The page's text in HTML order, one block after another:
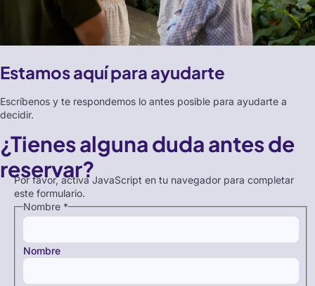
Estamos aquí para ayudarte
Escríbenos y te respondemos lo antes posible para ayudarte a
decidir.
¿Tienes alguna duda antes de
reservar?
Por favor, activa JavaScript en tu navegador para completar
este formulario.
Nombre *
Nombre